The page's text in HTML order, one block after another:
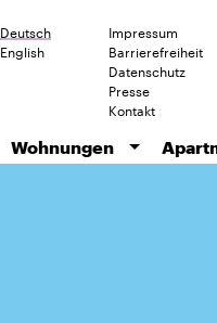
Deutsch
English
Impressum
Barrierefreiheit
Datenschutz
Presse
Kontakt
Wohnungen